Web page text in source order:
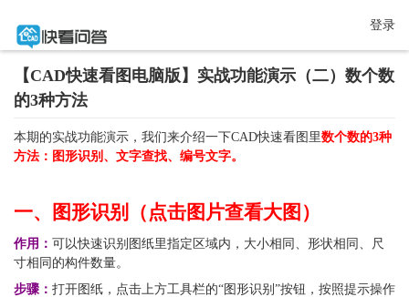
登录
【CAD快速看图电脑版】实战功能演示（二）数个数
的3种方法
本期的实战功能演示，我们来介绍一下CAD快速看图里数个数的3种
方法：图形识别、文字查找、编号文字。
一、图形识别（点击图片查看大图）
作用： 可以快速识别图纸里指定区域内，大小相同、形状相同、尺
寸相同的构件数量。
步骤： 打开图纸，点击上方工具栏的“图形识别”按钮，按照提示操作